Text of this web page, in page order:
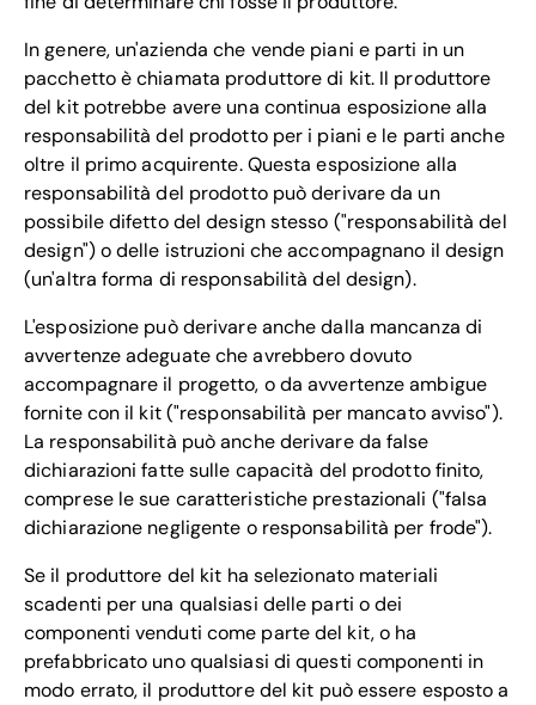
In genere, un'azienda che vende piani e parti in un
pacchetto è chiamata produttore di kit. Il produttore
del kit potrebbe avere una continua esposizione alla
responsabilità del prodotto per i piani e le parti anche
oltre il primo acquirente. Questa esposizione alla
responsabilità del prodotto può derivare da un
possibile difetto del design stesso ("responsabilità del
design") o delle istruzioni che accompagnano il design
(un'altra forma di responsabilità del design).
L'esposizione può derivare anche dalla mancanza di
avvertenze adeguate che avrebbero dovuto
accompagnare il progetto, o da avvertenze ambigue
fornite con il kit ("responsabilità per mancato avviso").
La responsabilità può anche derivare da false
dichiarazioni fatte sulle capacità del prodotto finito,
comprese le sue caratteristiche prestazionali ("falsa
dichiarazione negligente o responsabilità per frode").
Se il produttore del kit ha selezionato materiali
scadenti per una qualsiasi delle parti o dei
componenti venduti come parte del kit, o ha
prefabbricato uno qualsiasi di questi componenti in
modo errato, il produttore del kit può essere esposto a